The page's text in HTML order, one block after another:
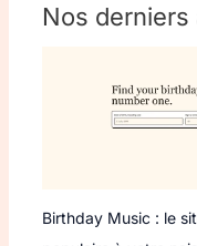
Nos derniers
Birthday Music : le